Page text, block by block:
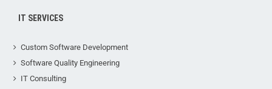
IT SERVICES
Custom Software Development
Software Quality Engineering
IT Consulting